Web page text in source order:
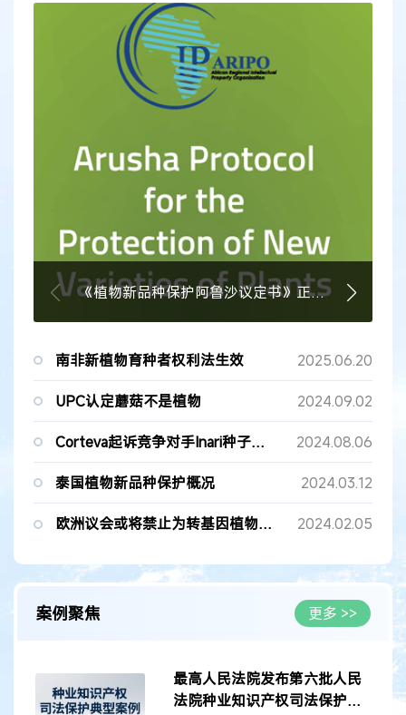
《植物新品种保护阿鲁沙议定书》正式生效
南非新植物育种者权利法生效 2025.06.20
UPC认定蘑菇不是植物 2024.09.02
Corteva起诉竞争对手Inari种子专利侵权 2024.08.06
泰国植物新品种保护概况 2024.03.12
欧洲议会或将禁止为转基因植物授予专利 2024.02.05
案例聚焦 更多 >>
最高人民法院发布第六批人民
法院种业知识产权司法保护典